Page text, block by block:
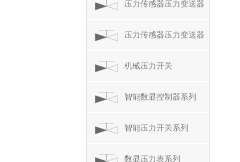
压力传感器压力变送器
系列
压力传感器压力变送器
系列
机械压力开关
智能数显控制器系列
智能压力开关系列
数显压力表系列